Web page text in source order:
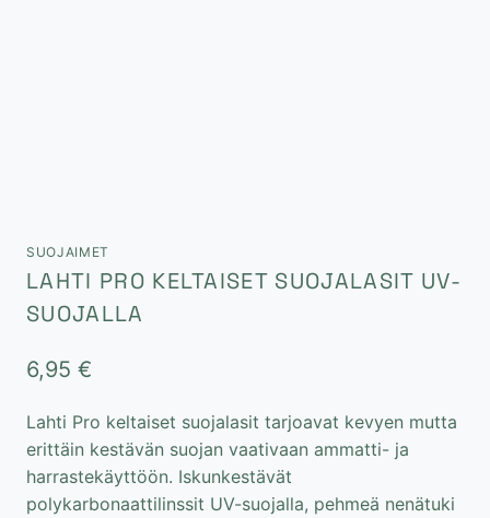
SUOJAIMET
LAHTI PRO KELTAISET SUOJALASIT UV-
SUOJALLA
6,95 €
Lahti Pro keltaiset suojalasit tarjoavat kevyen mutta
erittäin kestävän suojan vaativaan ammatti- ja
harrastekäyttöön. Iskunkestävät
polykarbonaattilinssit UV-suojalla, pehmeä nenätuki